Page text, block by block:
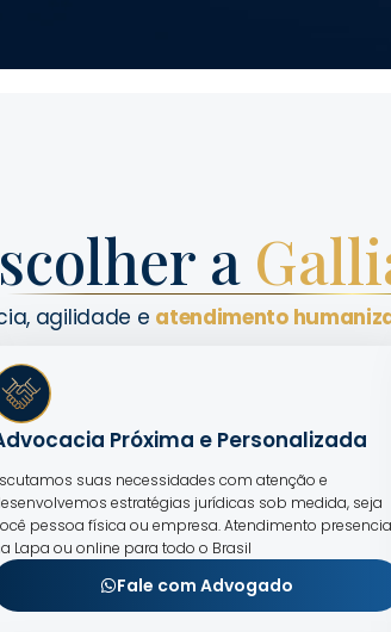
a
agilidade e atendimento
Próxima e Personalizada
suas necessidades com atenção e
estratégias jurídicas sob medida, seja
pessoa física ou empresa. Atendimento
Lapa ou online para todo o Brasil
Fale com Advogado